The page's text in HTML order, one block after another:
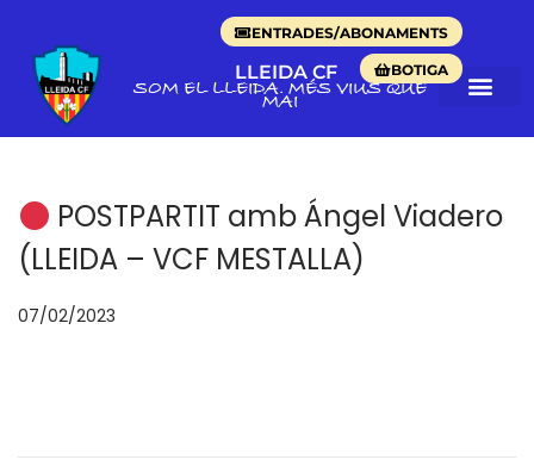
ENTRADES/ABONAMENTS
BOTIGA
LLEIDA CF
SOM EL LLEIDA. MÉS VIUS QUE
MAI
POSTPARTIT amb Ángel Viadero
(LLEIDA – VCF MESTALLA)
p
07/02/2023